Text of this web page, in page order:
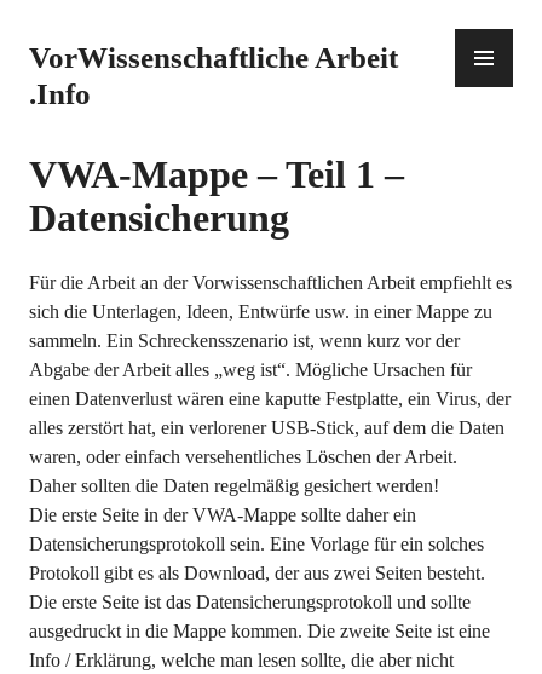
springen
VorWissenschaftliche Arbeit
.Info
VWA-Mappe – Teil 1 –
Datensicherung
Für die Arbeit an der Vorwissenschaftlichen Arbeit empfiehlt es
sich die Unterlagen, Ideen, Entwürfe usw. in einer Mappe zu
sammeln. Ein Schreckensszenario ist, wenn kurz vor der
Abgabe der Arbeit alles „weg ist“. Mögliche Ursachen für
einen Datenverlust wären eine kaputte Festplatte, ein Virus, der
alles zerstört hat, ein verlorener USB-Stick, auf dem die Daten
waren, oder einfach versehentliches Löschen der Arbeit.
Daher sollten die Daten regelmäßig gesichert werden!
Die erste Seite in der VWA-Mappe sollte daher ein
Datensicherungsprotokoll sein. Eine Vorlage für ein solches
Protokoll gibt es als Download, der aus zwei Seiten besteht.
Die erste Seite ist das Datensicherungsprotokoll und sollte
ausgedruckt in die Mappe kommen. Die zweite Seite ist eine
Info / Erklärung, welche man lesen sollte, die aber nicht